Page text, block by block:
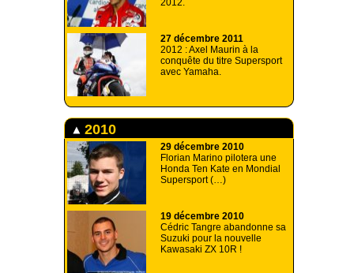
2012.
27 décembre 2011
2012 : Axel Maurin à la
conquête du titre Supersport
avec Yamaha.
2010
29 décembre 2010
Florian Marino pilotera une
Honda Ten Kate en Mondial
Supersport (…)
19 décembre 2010
Cédric Tangre abandonne sa
Suzuki pour la nouvelle
Kawasaki ZX 10R !